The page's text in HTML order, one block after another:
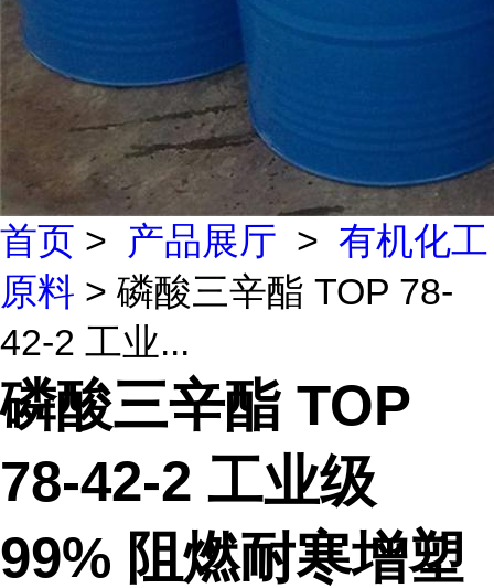
首页 > 产品展厅 > 有机化工
原料 > 磷酸三辛酯 TOP 78-
42-2 工业...
磷酸三辛酯 TOP
78-42-2 工业级
99% 阻燃耐寒增塑